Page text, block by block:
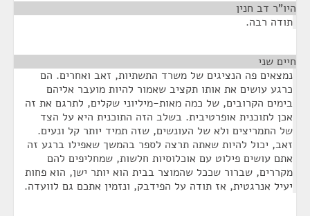
היו"ר דב חנין
תודה רבה.
חיים שני
נמצאים פה הנציגים של משרד התשתיות, זאב ואחרים. הם
כרגע עושים את אותו תקציב שאמור להיות מועבר אליהם
בימים הקרובים, של כמה מאות-מיליוני שקלים, לתרגם את זה
אכן לתוכנית אופרטיבית. בשלב הזה התוכנית היא על הצד
של התמריצים ולא של העונשים, שזה תמיד יותר קל ונעים.
זאב, יכול להיות שאתה תרצה לספר בהמשך שאפילו ברגע זה
אתם עושים פילוט עם אוכלוסיות חלשות, שמחליפים להם
מקררים, שברור שככל שהמוצר בבית הוא יותר ישן, הוא פחות
יעיל אנרגטית, אז תודה על הפידבק, ונזמין אתכם גם לוועדה.